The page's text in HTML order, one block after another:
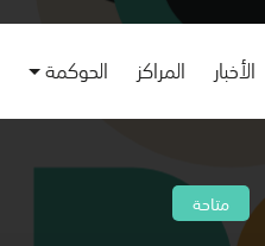
الأخبار المراكز الحوكمة
متاحة